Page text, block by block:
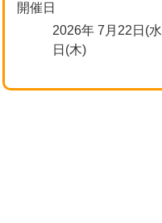
開催日
2026年 7月22日(
日(木)